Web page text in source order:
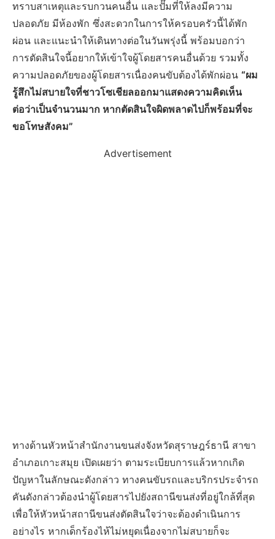
ทราบสาเหตุและรบกวนคนอื่น และปั๊มที่ให้ลงมีความ
ปลอดภัย มีห้องพัก ซึ่งสะดวกในการให้ครอบครัวนี้ได้พัก
ผ่อน และแนะนำให้เดินทางต่อในวันพรุ่งนี้ พร้อมบอกว่า
การตัดสินใจนี้อยากให้เข้าใจผู้โดยสารคนอื่นด้วย รวมทั้ง
ความปลอดภัยของผู้โดยสารเนื่องคนขับต้องได้พักผ่อน “ผม
รู้สึกไม่สบายใจที่ชาวโซเชียลออกมาแสดงความคิดเห็น
ต่อว่าเป็นจำนวนมาก หากตัดสินใจผิดพลาดไปก็พร้อมที่จะ
ขอโทษสังคม”
Advertisement
ทางด้านหัวหน้าสำนักงานขนส่งจังหวัดสุราษฎร์ธานี สาขา
อำเภอเกาะสมุย เปิดเผยว่า ตามระเบียบการแล้วหากเกิด
ปัญหาในลักษณะดังกล่าว ทางคนขับรถและบริกรประจำรถ
คันดังกล่าวต้องนำผู้โดยสารไปยังสถานีขนส่งที่อยู่ใกล้ที่สุด
เพื่อให้หัวหน้าสถานีขนส่งตัดสินใจว่าจะต้องดำเนินการ
อย่างไร หากเด็กร้องไห้ไม่หยุดเนื่องจากไม่สบายก็จะ